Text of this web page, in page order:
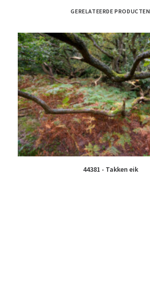
GERELATEERDE PRODUCTEN
44381 - Takken eik